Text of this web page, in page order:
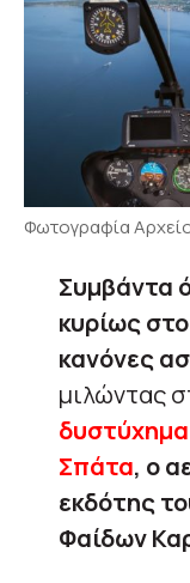
Φωτογραφία
Συμβάντα
κυρίως
κανόνες
μιλώντας
Σπάτα, ο
εκδότης
Φαίδων